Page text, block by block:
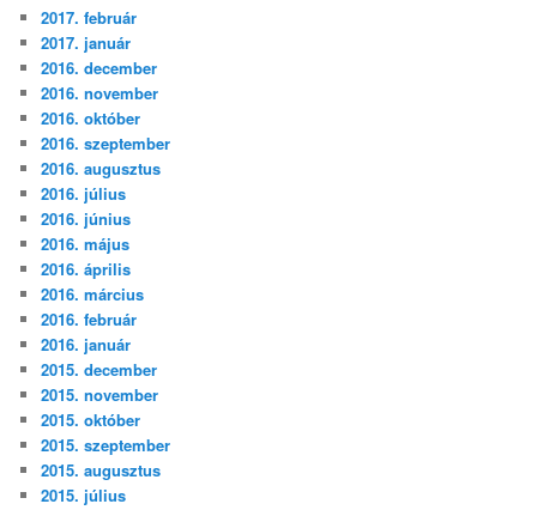
2017. február
2017. január
2016. december
2016. november
2016. október
2016. szeptember
2016. augusztus
2016. július
2016. június
2016. május
2016. április
2016. március
2016. február
2016. január
2015. december
2015. november
2015. október
2015. szeptember
2015. augusztus
2015. július